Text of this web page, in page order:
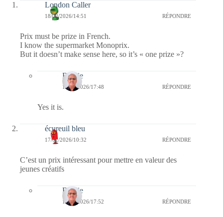
London Caller
18/02/2026/14:51 RÉPONDRE
Prix must be prize in French.
I know the supermarket Monoprix.
But it doesn’t make sense here, so it’s « one prize »?
Bernie
18/02/2026/17:48 RÉPONDRE
Yes it is.
écureuil bleu
17/02/2026/10:32 RÉPONDRE
C’est un prix intéressant pour mettre en valeur des
jeunes créatifs
Bernie
18/02/2026/17:52 RÉPONDRE